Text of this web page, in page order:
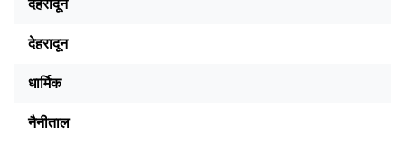
देहरादून
देहरादून
धार्मिक
नैनीताल